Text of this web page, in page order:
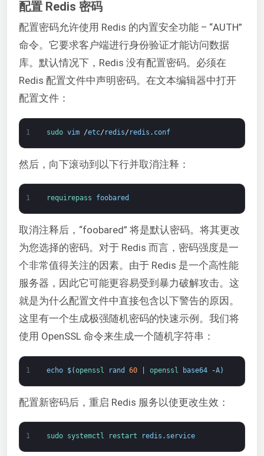
配置 Redis 密码
配置密码允许使用 Redis 的内置安全功能 – “AUTH”
命令。它要求客户端进行身份验证才能访问数据
库。默认情况下，Redis 没有配置密码。必须在
Redis 配置文件中声明密码。在文本编辑器中打开
配置文件：
1 sudo vim /etc/ redis/ redis . conf
然后，向下滚动到以下行并取消注释：
1 requirepass foobared
取消注释后，“foobared” 将是默认密码。将其更改
为您选择的密码。对于 Redis 而言，密码强度是一
个非常值得关注的因素。由于 Redis 是一个高性能
服务器，因此它可能更容易受到暴力破解攻击。这
就是为什么配置文件中直接包含以下警告的原因。
这里有一个生成极强随机密码的快速示例。我们将
使用 OpenSSL 命令来生成一个随机字符串：
1 echo $(openssl rand 60 openssl base64 -A)
配置新密码后，重启 Redis 服务以使更改生效：
1 sudo systemctl restart redis . service